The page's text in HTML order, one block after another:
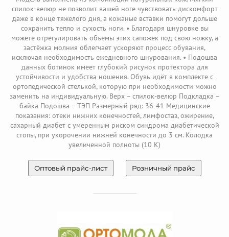
спилок-велюр не позволит вашей ноге чувствовать дискомфорт
даже в конце тяжелого дня, а кожаные вставки помогут дольше
сохранить тепло и сухость ноги. • Благодаря шнуровке вы
можете отрегулировать объемы этих сапожек под свою ножку, а
застёжка молния облегчает ускоряют процесс обувания,
исключая необходимость ежедневного шнурования. • Подошва
данных ботинок имеет глубокий рисунок протектора для
устойчивости и удобства ношения. Обувь идёт в комплекте с
ортопедической стелькой, которую при необходимости можно
заменить на индивидуальную. Верх – спилок-велюр Подкладка –
байка Подошва – ТЭП Размерный ряд: 36-41 Медицинские
показания: отеки нижних конечностей, лимфостаз, ожирение,
сахарный диабет с умеренным риском синдрома диабетической
стопы, при укорочении нижней конечности до 3 см. Колодка
увеличенной полноты (10 К)
Оптовый прайс-лист Розничный прайс